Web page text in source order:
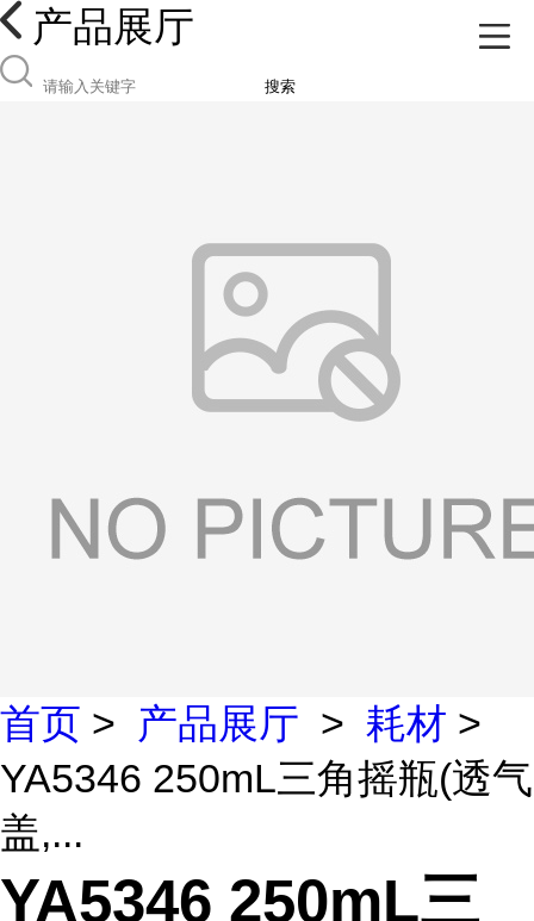
产品展厅
搜索
首页 > 产品展厅 > 耗材 >
YA5346 250mL三角摇瓶(透气
盖,...
YA5346 250mL三